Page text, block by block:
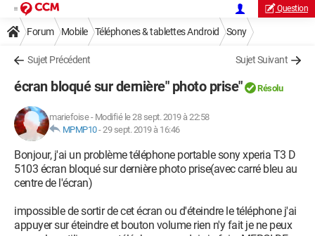
Question
Forum Mobile Téléphones & tablettes Android Sony
Sujet Précédent Sujet Suivant
écran bloqué sur dernière" photo prise" Résolu
mariefoise- Modifié le 28 sept. 2019 à 22:58
MPMP10-29 sept. 2019 à 16:46
Bonjour, j'ai un problème téléphone portable sony xperia T3 D
5103 écran bloqué sur dernière photo prise(avec carré bleu au
centre de l'écran)
impossible de sortir de cet écran ou d'éteindre le téléphone j'ai
appuyer sur éteindre et bouton volume rien n'y fait je ne peux